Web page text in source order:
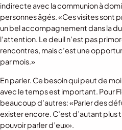
indirecte avec la communion à
personnes âgés. «Ces visites sont
un bel accompagnement dans la
l’attention. Le deuil n’est pas
rencontres, mais c’est une
par mois.»
En parler. Ce besoin qui peut de
avec le temps est important. Pour
beaucoup d’autres: «Parler des
exister encore. C’est d’autant plus
pouvoir parler d’eux».